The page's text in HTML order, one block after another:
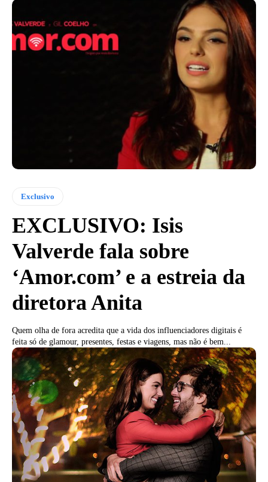
Exclusivo
EXCLUSIVO: Isis
Valverde fala sobre
‘Amor.com’ e a estreia da
diretora Anita
Quem olha de fora acredita que a vida dos influenciadores digitais é
feita só de glamour, presentes, festas e viagens, mas não é bem...